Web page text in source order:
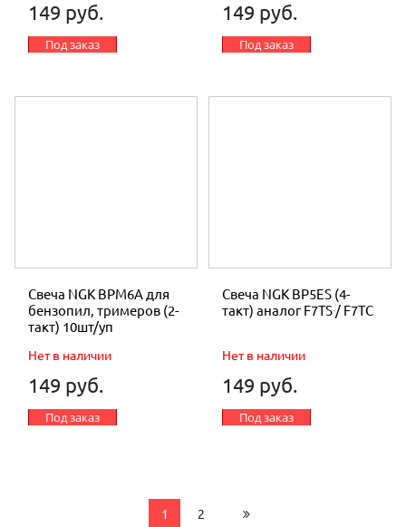
149 руб.
Под заказ
149 руб.
Под заказ
Свеча NGK BPM6A для
бензопил, тримеров (2-
такт) 10шт/уп
Нет в наличии
149 руб.
Под заказ
Свеча NGK BP5ES (4-
такт) аналог F7TS / F7TС
Нет в наличии
149 руб.
Под заказ
1 2